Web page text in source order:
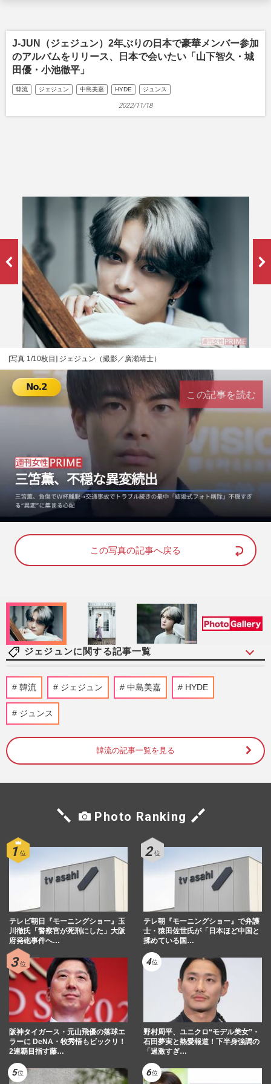
J-JUN（ジェジュン）2年ぶりの日本で豪華メンバー参加
のアルバムをリリース、日本で会いたい「山下智久・城
田優・小池徹平」
韓流 ジェジュン 中島美嘉 HYDE ジュンス
2022/11/18
[写真 1/10枚目] ジェジュン（撮影／廣瀬靖士）
U
n
u
o
d
:
この記事を読む
この写真の記事へ戻る
ジェジュンに関する記事一覧
ジェジュンがアルバム『FLOWER
GARDEN』発売、日本が「第二の母国」
今週発売『週刊女性』7/2号の表紙と中身
はコチラ！
ジェジュンが日本ソロデビュー5周年で新
催予定”も「結婚は時間が…
週刊女性2023年7月18日号 2023/7/6
今週発売『週刊女性』7/18号の表紙と中身
週刊女性本誌からのお知らせ 2023/7/4
今週発売『週刊女性』11/29号の表紙と中
身はコチラ！
週刊女性本誌からのお知らせ 2022/11/15
韓流 ジェジュン 中島美嘉 HYDE
ジュンス
韓流の記事一覧を見る
Photo Ranking
テレビ朝日『モーニングショー』玉
川徹氏「警察官が死刑にした」大阪
府発砲事件へ…
テレ朝『モーニングショー』で弁護
士・猿田佐世氏が「日本ほど中国と
揉めている国…
阪神タイガース・元山飛優の落球エ
ラーに DeNA・牧秀悟もビックリ！
2連覇目指す藤…
野村周平、ユニクロ“モデル美女”・
石田夢実と熱愛報道！下半身強調の
「過激すぎ…